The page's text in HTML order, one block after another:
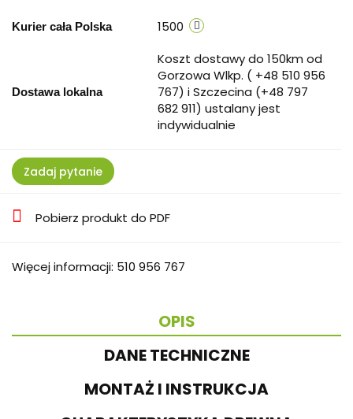
Kurier cała Polska 1500
Dostawa lokalna
Koszt dostawy do 150km od
Gorzowa Wlkp. ( +48 510 956
767) i Szczecina (+48 797
682 911) ustalany jest
indywidualnie
Zadaj pytanie
Pobierz produkt do PDF
Więcej informacji: 510 956 767
OPIS
DANE TECHNICZNE
MONTAŻ I INSTRUKCJA